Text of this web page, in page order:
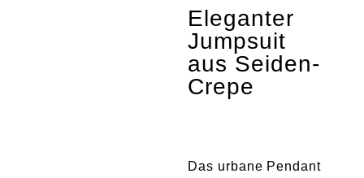
Über Anne
Atelier
Perfect Fit
Eleganter
Jumpsuit
aus Seiden-
Crepe
Das urbane Pendant